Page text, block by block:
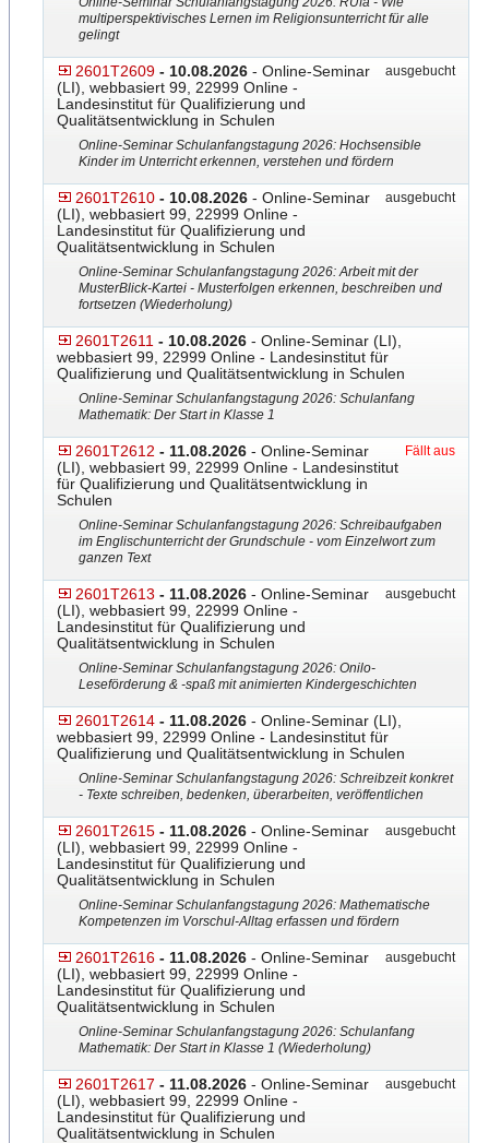
multiperspektivisches Lernen im Religionsunterricht für alle
gelingt
2601T2609 - 10.08.2026 - Online-Seminar
(LI), webbasiert 99, 22999 Online -
Landesinstitut für Qualifizierung und
Qualitätsentwicklung in Schulen
ausgebucht
Online-Seminar Schulanfangstagung 2026: Hochsensible
Kinder im Unterricht erkennen, verstehen und fördern
2601T2610 - 10.08.2026 - Online-Seminar
(LI), webbasiert 99, 22999 Online -
Landesinstitut für Qualifizierung und
Qualitätsentwicklung in Schulen
ausgebucht
Online-Seminar Schulanfangstagung 2026: Arbeit mit der
MusterBlick-Kartei - Musterfolgen erkennen, beschreiben und
fortsetzen (Wiederholung)
2601T2611 - 10.08.2026 - Online-Seminar (LI),
webbasiert 99, 22999 Online - Landesinstitut für
Qualifizierung und Qualitätsentwicklung in Schulen
Online-Seminar Schulanfangstagung 2026: Schulanfang
Mathematik: Der Start in Klasse 1
2601T2612 - 11.08.2026 - Online-Seminar
(LI), webbasiert 99, 22999 Online - Landesinstitut
für Qualifizierung und Qualitätsentwicklung in
Schulen
Fällt aus
Online-Seminar Schulanfangstagung 2026: Schreibaufgaben
im Englischunterricht der Grundschule - vom Einzelwort zum
ganzen Text
2601T2613 - 11.08.2026 - Online-Seminar
(LI), webbasiert 99, 22999 Online -
Landesinstitut für Qualifizierung und
Qualitätsentwicklung in Schulen
ausgebucht
Online-Seminar Schulanfangstagung 2026: Onilo-
Leseförderung & -spaß mit animierten Kindergeschichten
2601T2614 - 11.08.2026 - Online-Seminar (LI),
webbasiert 99, 22999 Online - Landesinstitut für
Qualifizierung und Qualitätsentwicklung in Schulen
Online-Seminar Schulanfangstagung 2026: Schreibzeit konkret
- Texte schreiben, bedenken, überarbeiten, veröffentlichen
2601T2615 - 11.08.2026 - Online-Seminar
(LI), webbasiert 99, 22999 Online -
Landesinstitut für Qualifizierung und
Qualitätsentwicklung in Schulen
ausgebucht
Online-Seminar Schulanfangstagung 2026: Mathematische
Kompetenzen im Vorschul-Alltag erfassen und fördern
2601T2616 - 11.08.2026 - Online-Seminar
(LI), webbasiert 99, 22999 Online -
Landesinstitut für Qualifizierung und
Qualitätsentwicklung in Schulen
ausgebucht
Online-Seminar Schulanfangstagung 2026: Schulanfang
Mathematik: Der Start in Klasse 1 (Wiederholung)
2601T2617 - 11.08.2026 - Online-Seminar
(LI), webbasiert 99, 22999 Online -
Landesinstitut für Qualifizierung und
Qualitätsentwicklung in Schulen
ausgebucht